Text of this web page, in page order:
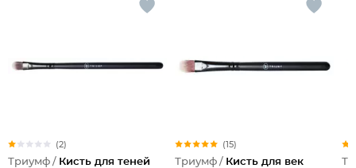
(2)
Триумф / Кисть для теней
(15)
Триумф / Кисть для век